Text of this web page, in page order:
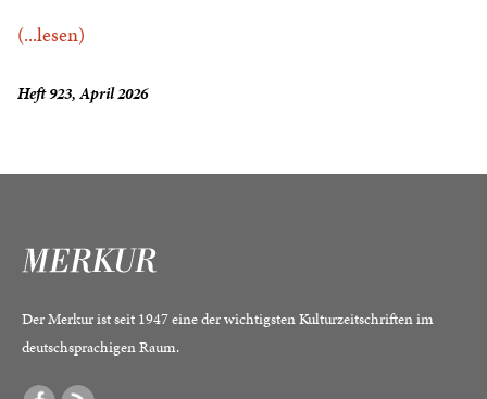
(...lesen)
Heft 923, April 2026
Der Merkur ist seit 1947 eine der wichtigsten Kulturzeitschriften im
deutschsprachigen Raum.